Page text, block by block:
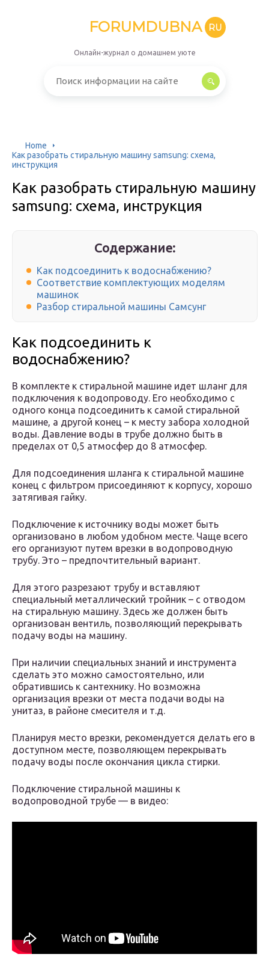
FORUMDUBNA RU
Онлайн-журнал о домашнем уюте
Home
Как разобрать стиральную машину samsung: схема,
инструкция
Как разобрать стиральную машину
samsung: схема, инструкция
Содержание:
Как подсоединить к водоснабжению?
Соответствие комплектующих моделям
машинок
Разбор стиральной машины Самсунг
Как подсоединить к
водоснабжению?
В комплекте к стиральной машине идет шланг для
подключения к водопроводу. Его необходимо с
одного конца подсоединить к самой стиральной
машине, а другой конец – к месту забора холодной
воды. Давление воды в трубе должно быть в
пределах от 0,5 атмосфер до 8 атмосфер.
Для подсоединения шланга к стиральной машине
конец с фильтром присоединяют к корпусу, хорошо
затягивая гайку.
Подключение к источнику воды может быть
организовано в любом удобном месте. Чаще всего
его организуют путем врезки в водопроводную
трубу. Это – предпочтительный вариант.
Для этого разрезают трубу и вставляют
специальный металлический тройник – с отводом
на стиральную машину. Здесь же должен быть
организован вентиль, позволяющий перекрывать
подачу воды на машину.
При наличии специальных знаний и инструмента
сделать это можно самостоятельно, или
обратившись к сантехнику. Но возможна
организация врезки от места подачи воды на
унитаз, в районе смесителя и т.д.
Планируя место врезки, рекомендуется делать его в
доступном месте, позволяющем перекрывать
подачу воды после окончания цикла стирки.
Подключение стиральной машины к
водопроводной трубе — в видео: